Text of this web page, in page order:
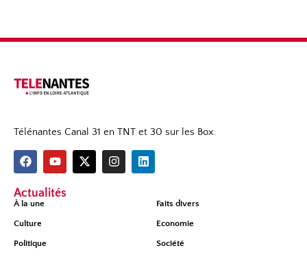
Télénantes Canal 31 en TNT et 30 sur les Box.
Actualités
À la une Faits divers
Culture Economie
Politique Société